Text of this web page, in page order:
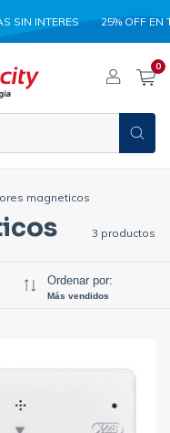
SIN INTERES 25% OFF EN
0
magneticos
3 productos
Ordenar por:
Más vendidos